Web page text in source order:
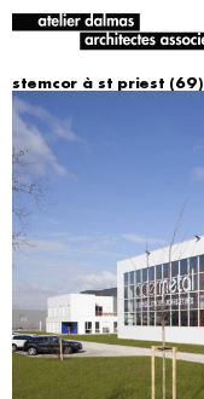
stemcor à st priest (69)